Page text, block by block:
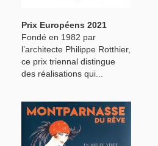
Prix Européens 2021
Fondé en 1982 par
l’architecte Philippe Rotthier,
ce prix triennal distingue
des réalisations qui...